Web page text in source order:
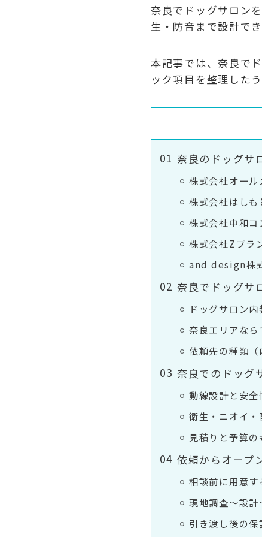
奈良でドッグサロン
生・防音まで設計で
本記事では、奈良で
ック項目を整理した
奈良のドッグサ
株式会社オール
株式会社はしも
株式会社中和
株式会社Zプラ
and design株
奈良でドッグサ
ドッグサロン
奈良エリアな
依頼先の種類
奈良でのドッグ
動線設計と安全
衛生・ニオイ・
見積りと予算の
依頼からオープ
相談前に用意す
現地調査〜設
引き渡し後の